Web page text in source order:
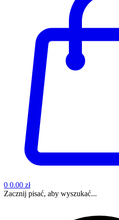
0 0.00 zł
Zacznij pisać, aby wyszukać...